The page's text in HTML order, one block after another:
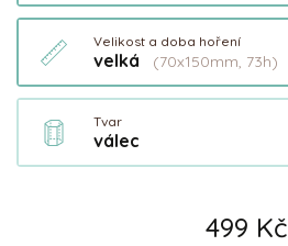
Velikost a doba hoření
velká (70x150mm, 73h)
Tvar
válec
499 Kč